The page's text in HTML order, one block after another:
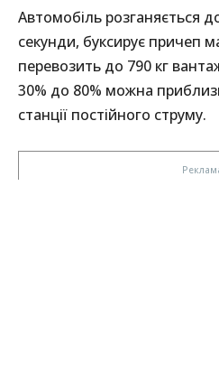
Автомобіль розганяється
секунди, буксирує причеп
перевозить до 790 кг
30% до 80% можна
станції постійного струму.